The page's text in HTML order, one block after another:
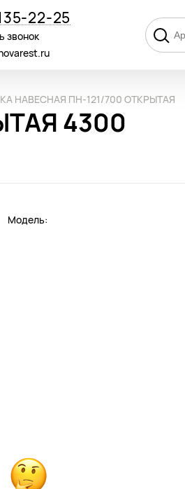
22-25
звонок
НАВЕСНАЯ ПН-121/700 ОТКРЫТАЯ
4300
Модель: